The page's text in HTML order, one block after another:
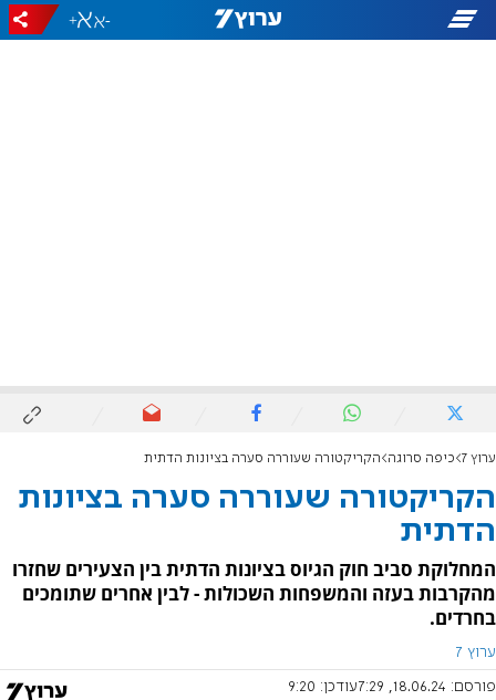
-
+
ערוץ 7 כיפה סרוגה הקריקטורה שעוררה סערה בציונות הדתית
הקריקטורה שעוררה סערה בציונות
הדתית
המחלוקת סביב חוק הגיוס בציונות הדתית בין הצעירים שחזרו
מהקרבות בעזה והמשפחות השכולות - לבין אחרים שתומכים
בחרדים.
ערוץ 7
פורסם: 18.06.24, 7:29 עודכן: 9:20